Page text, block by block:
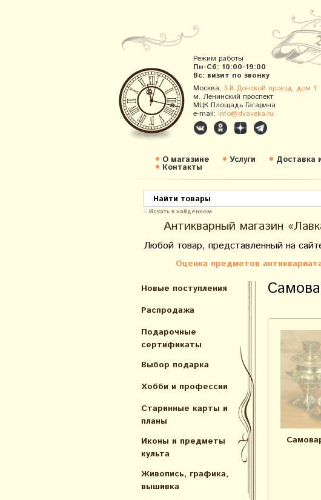
Режим работы
Пн-Сб: 10:00-19:00
Вс: визит по звонку
Москва, 3-й Донской проезд, дом 1
м. Ленинский проспект
МЦК Площадь Гагарина
e-mail: info@dvaveka.ru
О магазине Услуги Доставка
Контакты
Искать в найденном
Антикварный магазин
Любой товар, представленный на
Оценка предметов
Новые поступления
Распродажа
Подарочные
сертификаты
Выбор подарка
Хобби и профессии
Старинные карты и
планы
Иконы и предметы
культа
Живопись, графика,
вышивка